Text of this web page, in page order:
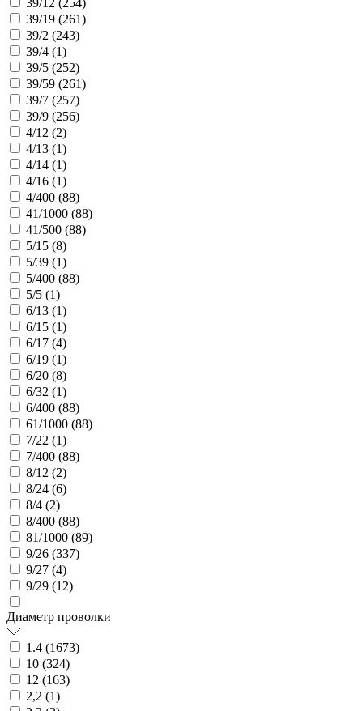
39/19 (261)
39/2 (243)
39/4 (1)
39/5 (252)
39/59 (261)
39/7 (257)
39/9 (256)
4/12 (2)
4/13 (1)
4/14 (1)
4/16 (1)
4/400 (88)
41/1000 (88)
41/500 (88)
5/15 (8)
5/39 (1)
5/400 (88)
5/5 (1)
6/13 (1)
6/15 (1)
6/17 (4)
6/19 (1)
6/20 (8)
6/32 (1)
6/400 (88)
61/1000 (88)
7/22 (1)
7/400 (88)
8/12 (2)
8/24 (6)
8/4 (2)
8/400 (88)
81/1000 (89)
9/26 (337)
9/27 (4)
9/29 (12)
Диаметр проволки
1.4 (1673)
10 (324)
12 (163)
2,2 (1)